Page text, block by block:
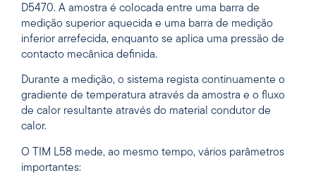
D5470. A amostra é colocada entre uma barra de
medição superior aquecida e uma barra de medição
inferior arrefecida, enquanto se aplica uma pressão de
contacto mecânica definida.
Durante a medição, o sistema regista continuamente o
gradiente de temperatura através da amostra e o fluxo
de calor resultante através do material condutor de
calor.
O TIM L58 mede, ao mesmo tempo, vários parâmetros
importantes: